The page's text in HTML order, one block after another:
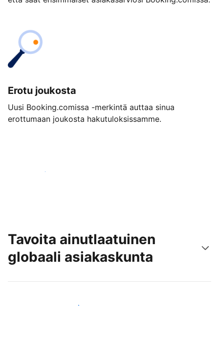
Erotu joukosta
Uusi Booking.comissa -merkintä auttaa sinua
erottumaan joukosta hakutuloksissamme.
Aloita jo tänään
Tavoita ainutlaatuinen
globaali asiakaskunta
Tavoita uusia asiakkaita jo tänään